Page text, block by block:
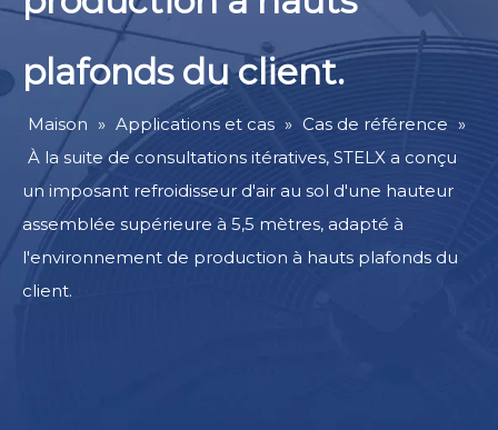
plafonds du client.
Maison » Applications et cas » Cas de référence »
À la suite de consultations itératives, STELX a conçu
un imposant refroidisseur d'air au sol d'une hauteur
assemblée supérieure à 5,5 mètres, adapté à
l'environnement de production à hauts plafonds du
client.